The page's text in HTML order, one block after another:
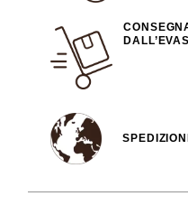
SPEDIZIONI